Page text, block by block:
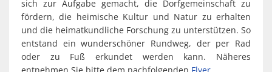
sich zur Aufgabe gemacht, die Dorfgemeinschaft zu
fördern, die heimische Kultur und Natur zu erhalten
und die heimatkundliche Forschung zu unterstützen. So
entstand ein wunderschöner Rundweg, der per Rad
oder zu Fuß erkundet werden kann. Näheres